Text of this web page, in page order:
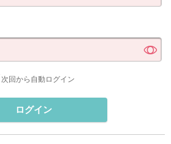
次回から自動ログイン
ログイン